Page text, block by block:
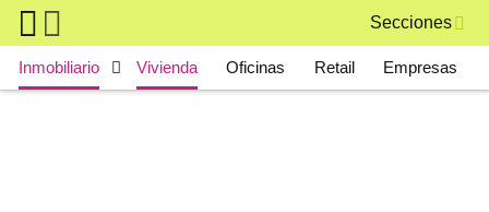
Skip to main content
Secciones
Main navigation
Inmobiliario Vivienda Oficinas Retail Empresas